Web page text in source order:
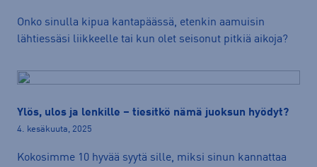
Onko sinulla kipua kantapäässä, etenkin aamuisin
lähtiessäsi liikkeelle tai kun olet seisonut pitkiä aikoja?
Ylös, ulos ja lenkille – tiesitkö nämä juoksun hyödyt?
4. kesäkuuta, 2025
Kokosimme 10 hyvää syytä sille, miksi sinun kannattaa